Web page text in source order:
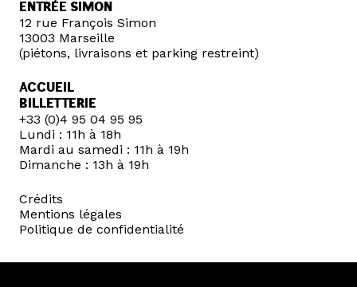
ENTRÉE SIMON
12 rue François Simon
13003 Marseille
(piétons, livraisons et parking restreint)
ACCUEIL
BILLETTERIE
+33 (0)4 95 04 95 95
Lundi : 11h à 18h
Mardi au samedi : 11h à 19h
Dimanche : 13h à 19h
Crédits
Mentions légales
Politique de confidentialité